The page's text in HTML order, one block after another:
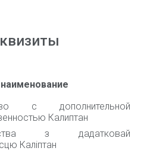
с дополнительной
Калиптан
з дадатковай
Калiптан